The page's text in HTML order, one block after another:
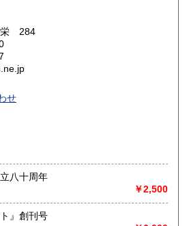
300円
300円
300円
300円 大分県 300円
300円
300円
栄 284
せ
、一枚もの、絵葉書、鳥瞰図、近代
ております。
八十周年
￥2,500
』創刊号